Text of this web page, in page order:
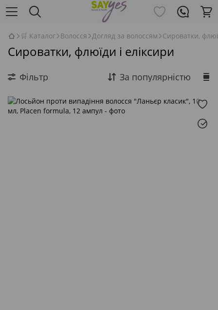
🛒 Каталог Волосся Догляд за волоссям Сироватки,
Сироватки, флюїди і еліксири
Фільтр За популярністю